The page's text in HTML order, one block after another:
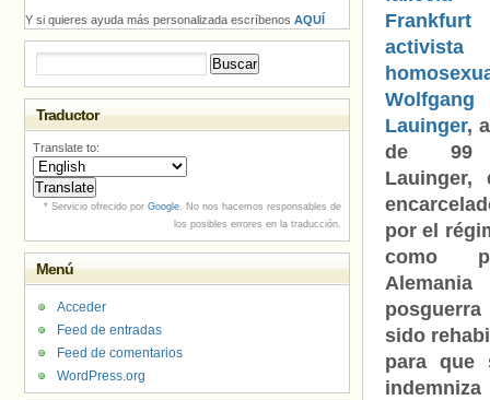
activista
Wolfgang
Lauinger,
de 99
Lauinger,
por el
como
sido
para que
Y si quieres ayuda más personalizada escríbenos AQUÍ
Traductor
Translate to:
* Servicio ofrecido por Google. No nos hacemos responsables de
los posibles errores en la traducción.
Menú
Acceder
Feed de entradas
Feed de comentarios
WordPress.org